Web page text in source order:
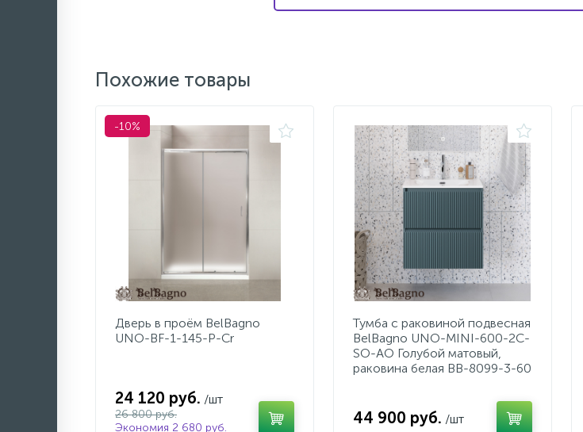
Похожие товары
-10%
Дверь в проём BelBagno
UNO-BF-1-145-P-Cr
24 120 руб. /шт
26 800 руб.
Экономия 2 680 руб.
Тумба с раковиной подвесная
BelBagno UNO-MINI-600-2C-
SO-AO Голубой матовый,
раковина белая BB-8099-3-60
44 900 руб. /шт